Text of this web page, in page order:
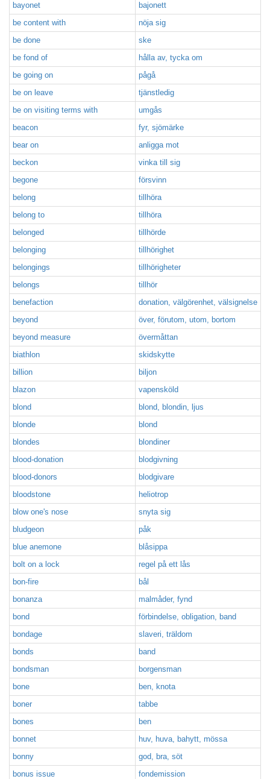
bayonet
bajonett
be content with
nöja sig
be done
ske
be fond of
hålla av, tycka om
be going on
pågå
be on leave
tjänstledig
be on visiting terms with
umgås
beacon
fyr, sjömärke
bear on
anligga mot
beckon
vinka till sig
begone
försvinn
belong
tillhöra
belong to
tillhöra
belonged
tillhörde
belonging
tillhörighet
belongings
tillhörigheter
belongs
tillhör
benefaction
donation, välgörenhet, välsignelse
beyond
över, förutom, utom, bortom
beyond measure
övermåttan
biathlon
skidskytte
billion
biljon
blazon
vapensköld
blond
blond, blondin, ljus
blonde
blond
blondes
blondiner
blood-donation
blodgivning
blood-donors
blodgivare
bloodstone
heliotrop
blow one's nose
snyta sig
bludgeon
påk
blue anemone
blåsippa
bolt on a lock
regel på ett lås
bon-fire
bål
bonanza
malmåder, fynd
bond
förbindelse, obligation, band
bondage
slaveri, träldom
bonds
band
bondsman
borgensman
bone
ben, knota
boner
tabbe
bones
ben
bonnet
huv, huva, bahytt, mössa
bonny
god, bra, söt
bonus issue
fondemission